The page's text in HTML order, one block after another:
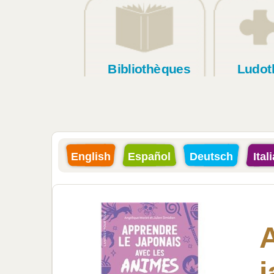
Bibliothèques
English Español Deutsch